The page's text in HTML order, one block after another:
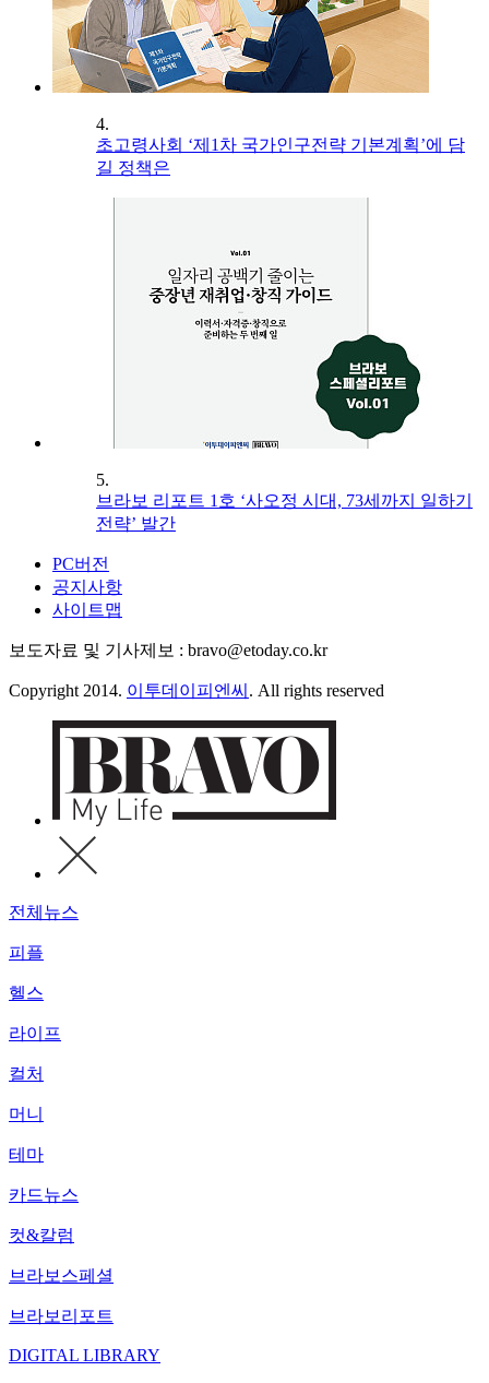
4.
초고령사회 ‘제1차 국가인구전략 기본계획’에 담
길 정책은
5.
브라보 리포트 1호 ‘사오정 시대, 73세까지 일하기
전략’ 발간
PC버전
공지사항
사이트맵
보도자료 및 기사제보 : bravo@etoday.co.kr
Copyright 2014. 이투데이피엔씨 . All rights reserved
전체뉴스
피플
헬스
라이프
컬처
머니
테마
카드뉴스
컷&칼럼
브라보스페셜
브라보리포트
DIGITAL LIBRARY